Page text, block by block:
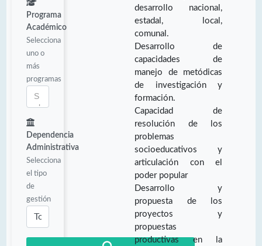
Programa
Académico
Selecciona
uno o
más
programas
Dependencia
Administrativa
Selecciona
el tipo
de
gestión
desarrollo nacional,
estadal, local,
comunal.
Desarrollo de
capacidades de
manejo de metódicas
de investigación y
formación.
Capacidad de
resolución de los
problemas
socioeducativos y
articulación con el
poder popular
Desarrollo y
propuesta de los
proyectos y
propuestas
productivas en la